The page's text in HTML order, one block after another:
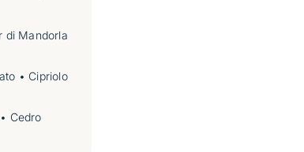
di Mandorla
• Cipriolo
Cedro